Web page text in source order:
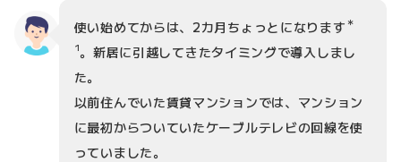
使い始めてからは、2カ月ちょっとになります ＊
1。新居に引越してきたタイミングで導入しまし
た。
以前住んでいた賃貸マンションでは、マンション
に最初からついていたケーブルテレビの回線を使
っていました。